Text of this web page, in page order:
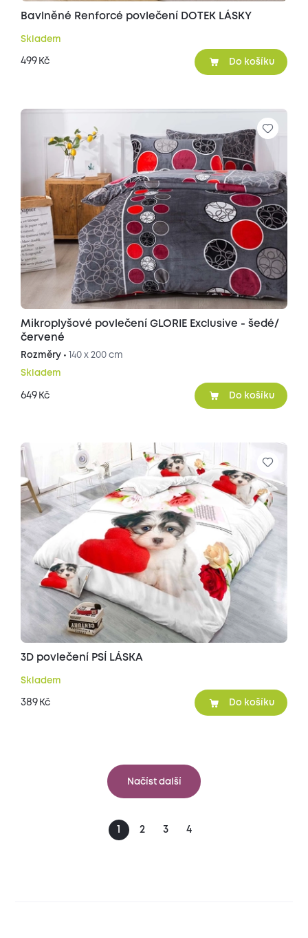
Bavlněné Renforcé povlečení DOTEK LÁSKY
Skladem
499 Kč Do košíku
Mikroplyšové povlečení GLORIE Exclusive - šedé/
červené
Rozměry • 140 x 200 cm
Skladem
649 Kč Do košíku
3D povlečení PSÍ LÁSKA
Skladem
389 Kč Do košíku
Načíst další
1 2 3 4